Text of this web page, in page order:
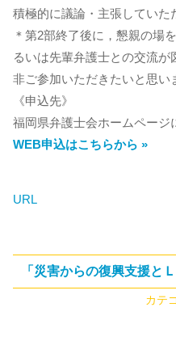
積極的に議論・主張していた
＊第2部終了後に，懇親の場
るいは先輩弁護士との交流
非ご参加いただきたいと思い
《申込先》
福岡県弁護士会ホームページ
WEB申込はこちらから »
URL
「災害からの復興支援と
カテ